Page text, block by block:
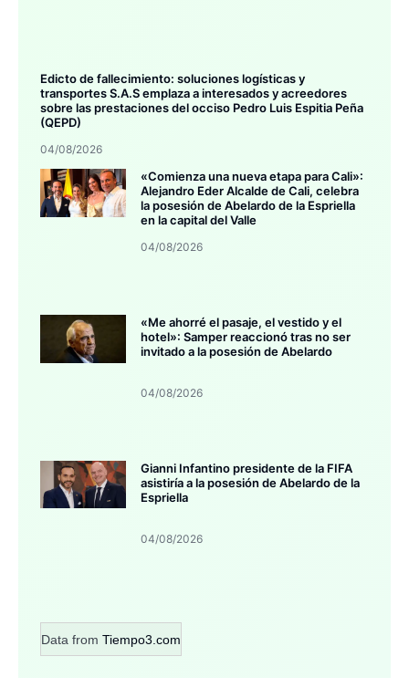
Edicto de fallecimiento: soluciones logísticas y
transportes S.A.S emplaza a interesados y acreedores
sobre las prestaciones del occiso Pedro Luis Espitia Peña
(QEPD)
04/08/2026
«Comienza una nueva etapa para Cali»:
Alejandro Eder Alcalde de Cali, celebra
la posesión de Abelardo de la Espriella
en la capital del Valle
04/08/2026
«Me ahorré el pasaje, el vestido y el
hotel»: Samper reaccionó tras no ser
invitado a la posesión de Abelardo
04/08/2026
Gianni Infantino presidente de la FIFA
asistiría a la posesión de Abelardo de la
Espriella
04/08/2026
Data from Tiempo3.com